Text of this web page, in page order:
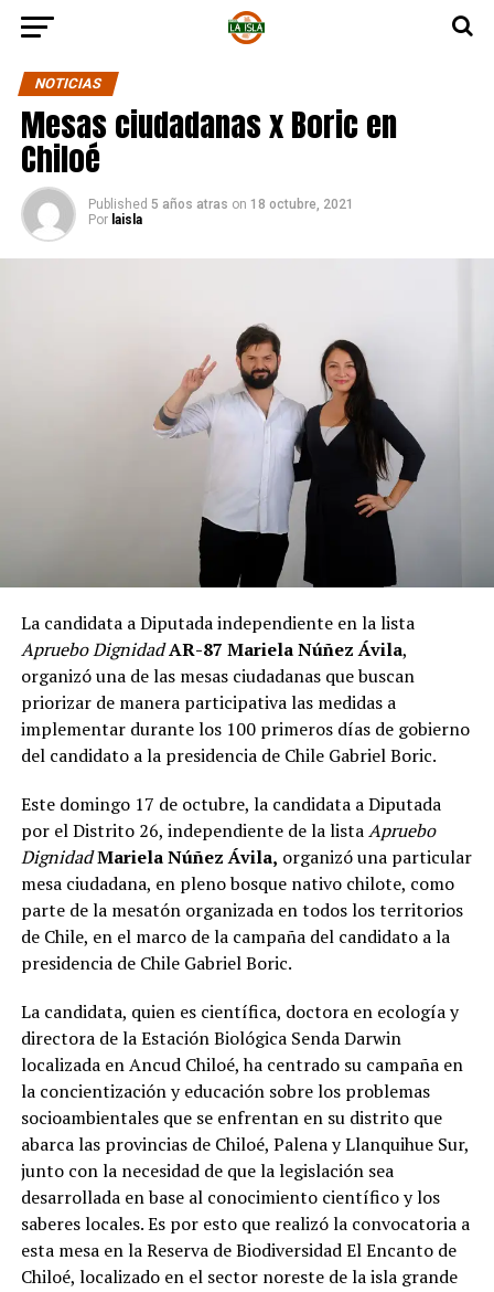
NOTICIAS
Mesas ciudadanas x Boric en
Chiloé
Published 5 años atras on 18 octubre, 2021
Por laisla
La candidata a Diputada independiente en la lista
Apruebo DignidadAR-87 Mariela Núñez Ávila,
organizó una de las mesas ciudadanas que buscan
priorizar de manera participativa las medidas a
implementar durante los 100 primeros días de gobierno
del candidato a la presidencia de Chile Gabriel Boric.
Este domingo 17 de octubre, la candidata a Diputada
por el Distrito 26, independiente de la listaApruebo
DignidadMariela Núñez Ávila, organizó una particular
mesa ciudadana, en pleno bosque nativo chilote, como
parte de la mesatón organizada en todos los territorios
de Chile, en el marco de la campaña del candidato a la
presidencia de Chile Gabriel Boric.
La candidata, quien es científica, doctora en ecología y
directora de la Estación Biológica Senda Darwin
localizada en Ancud Chiloé, ha centrado su campaña en
la concientización y educación sobre los problemas
socioambientales que se enfrentan en su distrito que
abarca las provincias de Chiloé, Palena y Llanquihue Sur,
junto con la necesidad de que la legislación sea
desarrollada en base al conocimiento científico y los
saberes locales. Es por esto que realizó la convocatoria a
esta mesa en la Reserva de Biodiversidad El Encanto de
Chiloé, localizado en el sector noreste de la isla grande